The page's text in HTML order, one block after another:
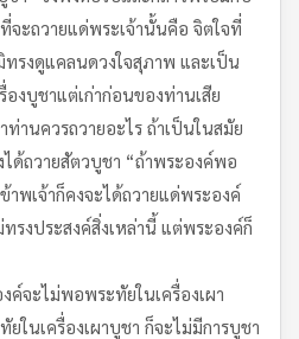
จะถวายแด่พระเจ้านั้นคือ จิตใจที่
รงดูแคลนดวงใจสุภาพ และเป็น
องบูชาแต่เก่าก่อนของท่านเสีย
านควรถวายอะไร ถ้าเป็นในสมัย
ด้ถวายสัตวบูชา “ถ้าพระองค์พอ
าพเจ้าก็คงจะได้ถวายแด่พระองค์
รงประสงค์สิ่งเหล่านี้ แต่พระองค์ก็
ค์จะไม่พอพระทัยในเครื่องเผา
ในเครื่องเผาบูชา ก็จะไม่มีการบูชา